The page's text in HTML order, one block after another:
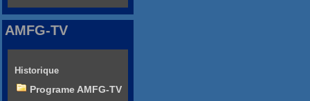
AMFG-TV
Historique
Programe AMFG-TV